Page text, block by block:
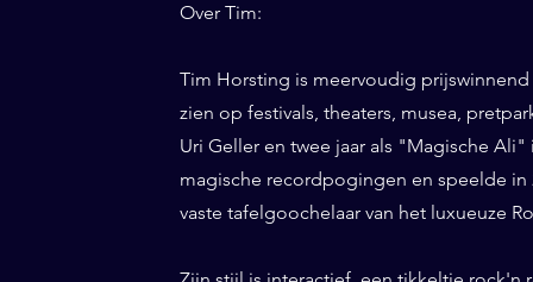
Over Tim:
Tim Horsting is meervoudig
zien op festivals, theaters, musea,
Uri Geller en twee jaar als "Magische
magische recordpogingen en speelde in
vaste tafelgoochelaar van het luxueuze